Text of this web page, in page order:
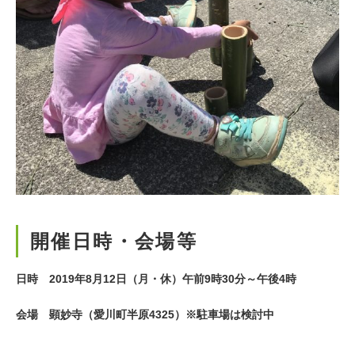
開催日時・会場等
日時 2019年8月12日（月・休）午前9時30分～午後4時
会場 顕妙寺（愛川町半原4325）※駐車場は検討中